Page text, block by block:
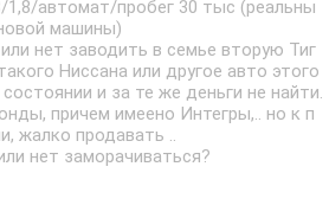
1,8/автомат/пробег 30 тыс (реальны
машины)
нет заводить в семье вторую Тиг
Ниссана или другое авто этого
и за те же деньги не найти.
причем имеено Интегры,.. но к п
жалко продавать ..
нет заморачиваться?